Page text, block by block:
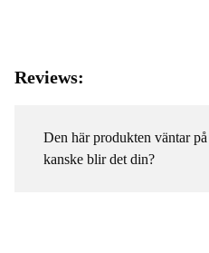
Reviews:
Den här produkten väntar
kanske blir det din?